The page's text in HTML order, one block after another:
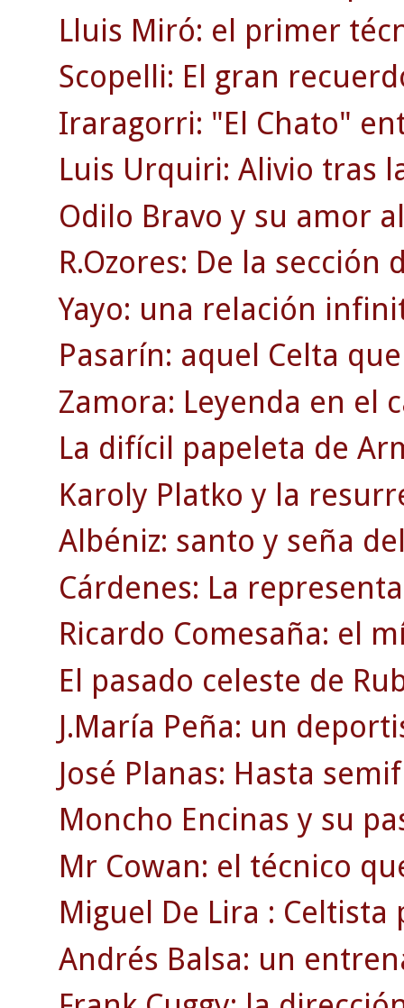
Lluis Miró: el primer
Scopelli: El gran
Iraragorri: "El Chato"
Luis Urquiri: Alivio tras
Odilo Bravo y su amor
R.Ozores: De la
Yayo: una relación
Pasarín: aquel Celta
Zamora: Leyenda en el
La difícil papeleta de
Karoly Platko y la
Albéniz: santo y seña
Cárdenes: La
Ricardo Comesaña: el
El pasado celeste de
J.María Peña: un
José Planas: Hasta
Moncho Encinas y su
Mr Cowan: el técnico
Miguel De Lira :
Andrés Balsa: un